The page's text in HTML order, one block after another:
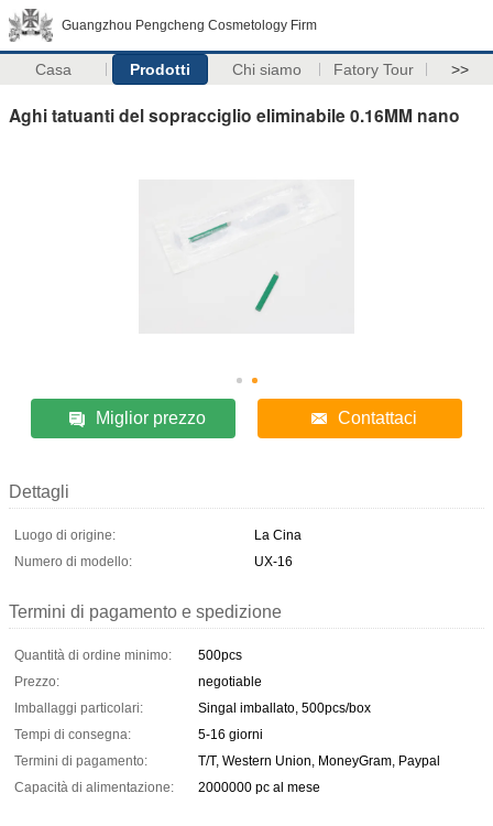
Guangzhou Pengcheng Cosmetology Firm
Casa Prodotti Chi siamo Fatory Tour >>
Aghi tatuanti del sopracciglio eliminabile 0.16MM nano
Miglior prezzo Contattaci
Dettagli
Luogo di origine:
La Cina
Numero di modello:
UX-16
Termini di pagamento e spedizione
Quantità di ordine minimo:
500pcs
Prezzo:
negotiable
Imballaggi particolari:
Singal imballato, 500pcs/box
Tempi di consegna:
5-16 giorni
Termini di pagamento:
T/T, Western Union, MoneyGram, Paypal
Capacità di alimentazione:
2000000 pc al mese